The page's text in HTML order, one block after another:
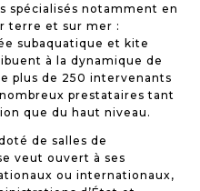
spécialisés notamment en
terre et sur mer :
subaquatique et kite
à la dynamique de
plus de 250 intervenants
prestataires tant
que du haut niveau.
de salles de
veut ouvert à ses
ou internationaux,